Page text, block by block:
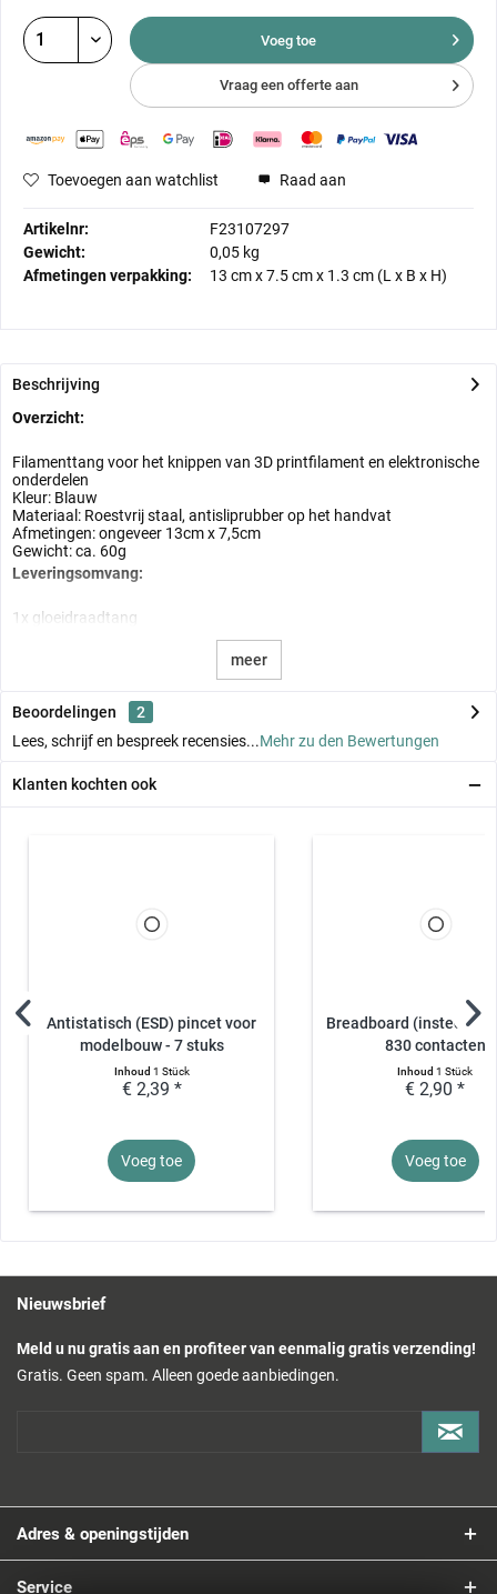
Voeg toe
Vraag een offerte aan
Toevoegen aan watchlist Raad aan
Artikelnr:
F23107297
Gewicht:
0,05 kg
Afmetingen verpakking:
13 cmx7.5 cmx 1.3 cm (L x B x H)
Beschrijving
Overzicht:
Filamenttang voor het knippen van 3D printfilament en elektronische
onderdelen
Kleur: Blauw
Materiaal: Roestvrij staal, antisliprubber op het handvat
Afmetingen: ongeveer 13cm x 7,5cm
Gewicht: ca. 60g
Leveringsomvang:
1x gloeidraadtang
meer
Beoordelingen
2
Lees, schrijf en bespreek recensies...Mehr zu den Bewertungen
Klanten kochten ook
Antistatisch (ESD) pincet voor
modelbouw - 7 stuks
Inhoud 1 Stück
€ 2,39 *
Voeg toe
Breadboard
830 contacten
Inhoud1 Stück
€ 2,90 *
Voeg toe
Nieuwsbrief
Meld u nu gratis aan en profiteer van eenmalig gratis verzending!
Gratis. Geen spam. Alleen goede aanbiedingen.
Adres & openingstijden
Service